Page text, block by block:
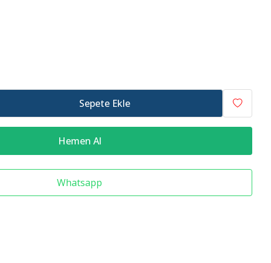
Sepete Ekle
Hemen Al
Whatsapp